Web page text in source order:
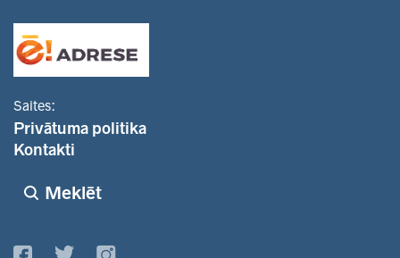
Saites:
Privātuma politika
Kontakti
Meklēt